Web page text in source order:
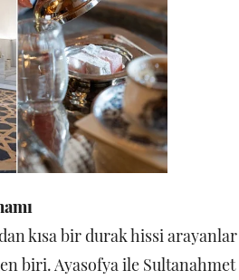
kısa bir durak hissi arayanlar
biri. Ayasofya ile Sultanahmet